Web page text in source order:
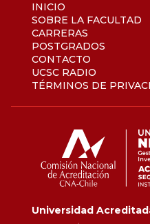
INICIO
SOBRE LA FACULTAD
CARRERAS
POSTGRADOS
CONTACTO
UCSC RADIO
TÉRMINOS DE
Universidad